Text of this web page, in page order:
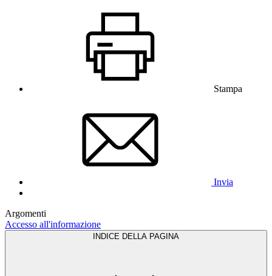
Stampa
Invia
Argomenti
Accesso all'informazione
INDICE DELLA PAGINA